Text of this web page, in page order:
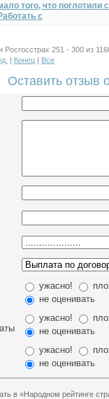
того, что поглотили
с
251 - 300 из
| Конец | Все
Оставить отзыв
ужасно!
не оценивать
ужасно!
не оценивать
ужасно!
не оценивать
в «Народном рейтинге